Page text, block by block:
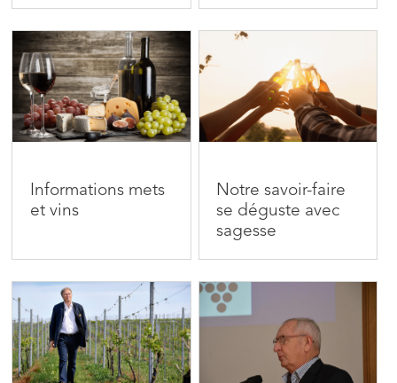
Informations mets
et vins
Notre savoir-faire
se déguste avec
sagesse